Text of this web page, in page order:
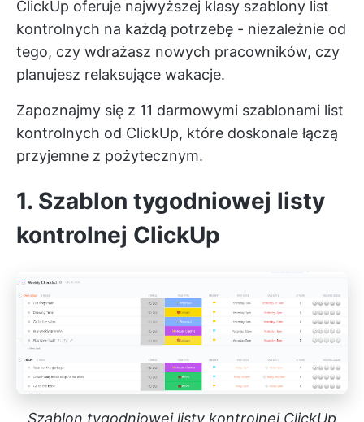
ClickUp oferuje najwyższej klasy szablony list
kontrolnych na każdą potrzebę - niezależnie od
tego, czy wdrażasz nowych pracowników, czy
planujesz relaksujące wakacje.
Zapoznajmy się z 11 darmowymi szablonami list
kontrolnych od ClickUp, które doskonale łączą
przyjemne z pożytecznym.
1. Szablon tygodniowej listy
kontrolnej ClickUp
Szablon tygodniowej listy kontrolnej ClickUp